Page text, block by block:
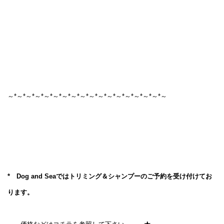
～*～*～*～*～*～*～*～*～*～*～*～*～*～*～*～*～*～
* Dog and Seaではトリミング＆シャンプーのご予約を受け付けてお
ります。